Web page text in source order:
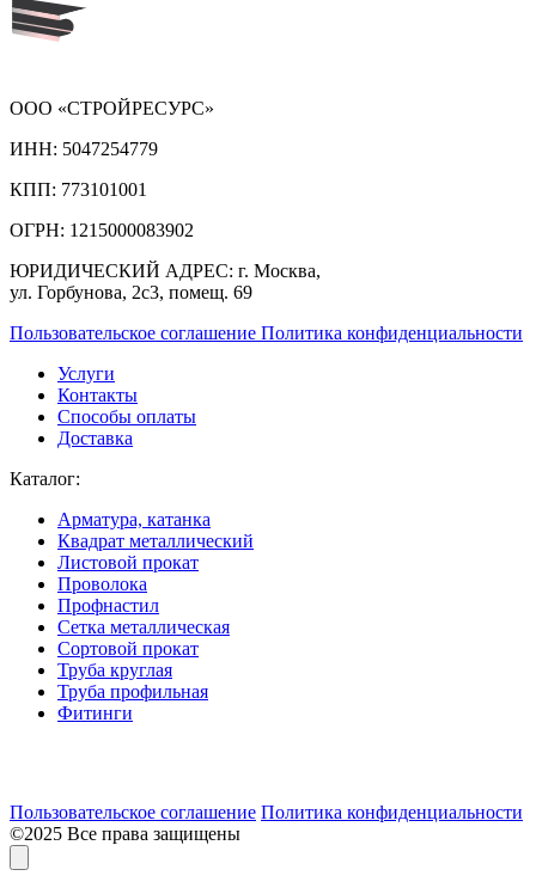
ООО «СТРОЙРЕСУРС»
ИНН: 5047254779
КПП: 773101001
ОГРН: 1215000083902
ЮРИДИЧЕСКИЙ АДРЕС: г. Москва,
ул. Горбунова, 2с3, помещ. 69
Пользовательское соглашение Политика конфиденциальности
Услуги
Контакты
Способы оплаты
Доставка
Каталог:
Арматура, катанка
Квадрат металлический
Листовой прокат
Проволока
Профнастил
Сетка металлическая
Сортовой прокат
Труба круглая
Труба профильная
Фитинги
Пользовательское соглашение Политика конфиденциальности
©2025 Все права защищены